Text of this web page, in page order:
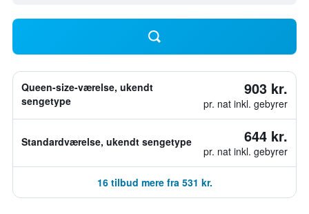
Queen-size-værelse, ukendt
sengetype
903 kr.
pr. nat inkl. gebyrer
Standardværelse, ukendt sengetype 644 kr.
pr. nat inkl. gebyrer
16 tilbud mere fra 531 kr.